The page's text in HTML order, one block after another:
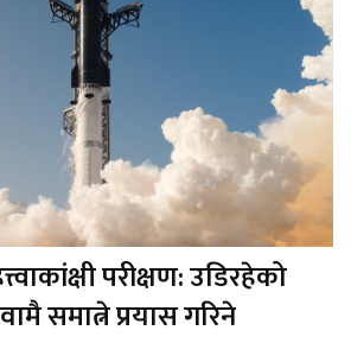
परीक्षण: उडिरहेको
समात्ने प्रयास गरिने